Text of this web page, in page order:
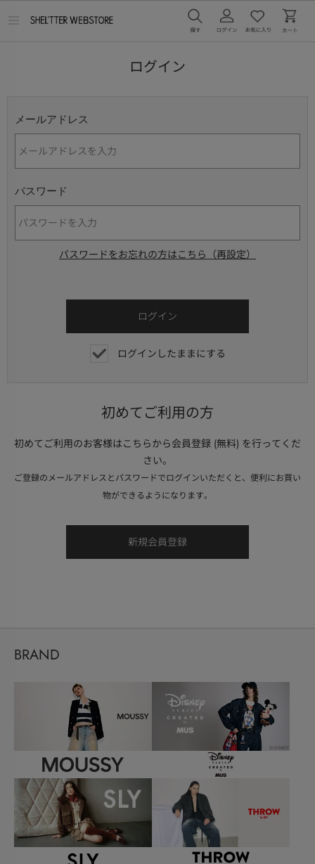
ログイン
メールアドレス
パスワード
パスワードをお忘れの方はこちら（再設定）
ログインしたままにする
初めてご利用の方
初めてご利用のお客様はこちらから会員登録 (無料) を行ってくだ
さい。
ご登録のメールアドレスとパスワードでログインいただくと、便利にお買い
物ができるようになります。
BRAND